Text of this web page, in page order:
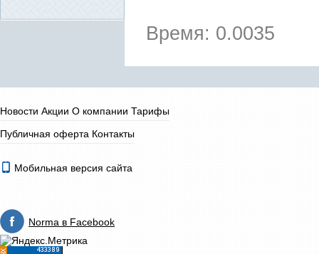
Время: 0.0035
Новости Акции О компании Тарифы
Публичная оферта Контакты
Мобильная версия сайта
Norma в Facebook